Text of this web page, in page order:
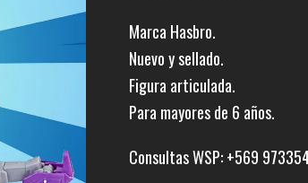
Marca Hasbro.
Nuevo y sellado.
Figura articulada.
Para mayores de 6 años.
Consultas WSP: +569